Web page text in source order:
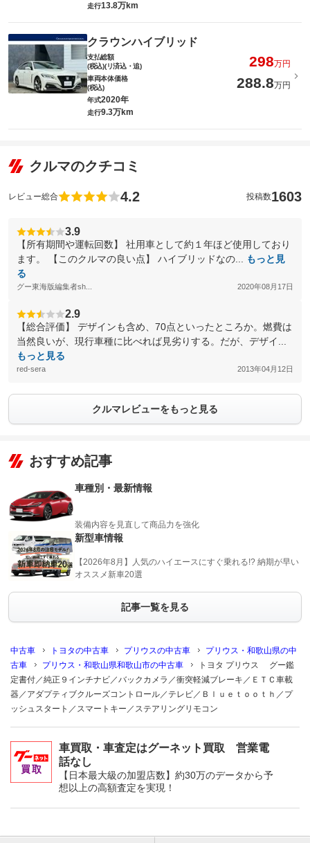
走行13.8万km
クラウンハイブリッド
支払総額
(税込)(リ済込・追)
298万円
車両本体価格
(税込)
288.8万円
年式2020年
走行9.3万km
クルマのクチコミ
レビュー総合 4.2 投稿数1603
3.9
【所有期間や運転回数】 社用車として約１年ほど使用しており
ます。 【このクルマの良い点】 ハイブリッドなの...
もっと見
る
グー東海版編集者sh... 2020年08月17日
2.9
【総合評価】 デザインも含め、70点といったところか。燃費は
当然良いが、現行車種に比べれば見劣りする。だが、デザイ...
もっと見る
red-sera 2013年04月12日
クルマレビューをもっと見る
おすすめ記事
車種別・最新情報
装備内容を見直して商品力を強化
新型車情報
【2026年8月】人気のハイエースにすぐ乗れる!? 納期が早い
オススメ新車20選
記事一覧を見る
中古車 トヨタの中古車 プリウスの中古車
プリウス・和歌山県の中
古車
プリウス・和歌山県和歌山市の中古車
トヨタ プリウス グー鑑
定書付／純正９インチナビ／バックカメラ／衝突軽減ブレーキ／ＥＴＣ車載
器／アダプティブクルーズコントロール／テレビ／Ｂｌｕｅｔｏｏｔｈ／プ
ッシュスタート／スマートキー／ステアリングリモコン
車買取・車査定はグーネット買取 営業電
話なし
【日本最大級の加盟店数】約30万のデータから予
想以上の高額査定を実現！